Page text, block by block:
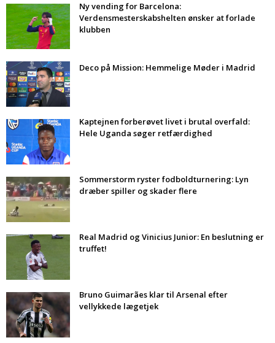
Ny vending for Barcelona:
Verdensmesterskabshelten ønsker at forlade
klubben
Deco på Mission: Hemmelige Møder i Madrid
Kaptejnen forberøvet livet i brutal overfald:
Hele Uganda søger retfærdighed
Sommerstorm ryster fodboldturnering: Lyn
dræber spiller og skader flere
Real Madrid og Vinicius Junior: En beslutning er
truffet!
Bruno Guimarães klar til Arsenal efter
vellykkede lægetjek